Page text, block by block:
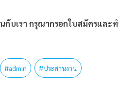
กับเรา กรุณากรอกใบสมัครแล
#admin #ประสานงาน